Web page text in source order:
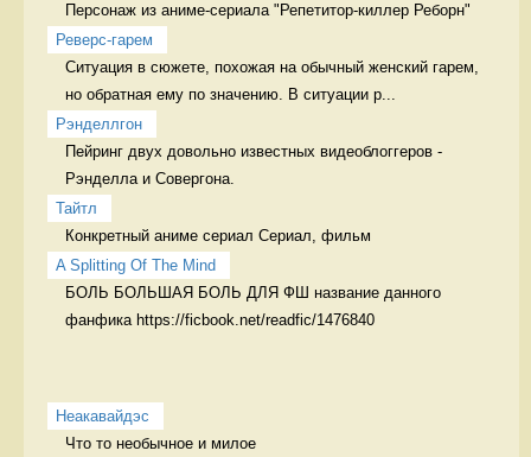
Персонаж из аниме-сериала "Репетитор-киллер Реборн"
Реверс-гарем
Ситуация в сюжете, похожая на обычный женский гарем,
но обратная ему по значению. В ситуации р...
Рэнделлгон
Пейринг двух довольно известных видеоблоггеров -
Рэнделла и Совергона.
Тайтл
Конкретный аниме сериал Сериал, фильм
A Splitting Of The Mind
БОЛЬ БОЛЬШАЯ БОЛЬ ДЛЯ ФШ название данного
фанфика https://ficbook.net/readfic/1476840
Неакавайдэс
Что то необычное и милое